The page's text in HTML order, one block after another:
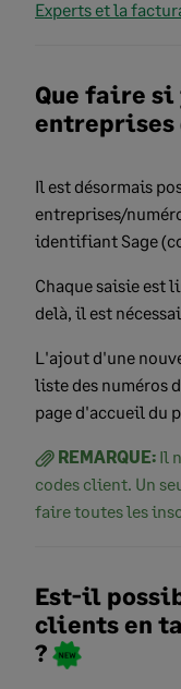
Experts et la
Que faire
entreprises
Il est désormais
entreprises/
identifiant Sage
Chaque saisie est
delà, il est
L'ajout d'une
liste des numéros
page d'accueil du
REMARQUE: Il
codes client. Un
faire toutes les
Est-il
clients en
?